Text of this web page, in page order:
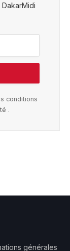
conditions
.
générales